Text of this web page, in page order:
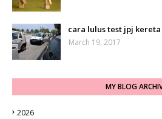
cara lulus test jpj
March 19, 2017
MY BLOG
2026